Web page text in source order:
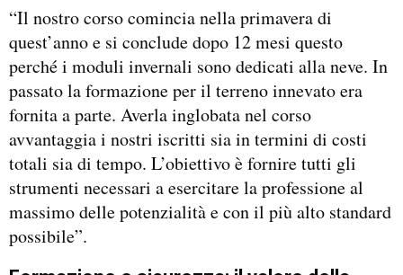
“Il nostro corso comincia nella primavera di
quest’anno e si conclude dopo 12 mesi questo
perché i moduli invernali sono dedicati alla neve. In
passato la formazione per il terreno innevato era
fornita a parte. Averla inglobata nel corso
avvantaggia i nostri iscritti sia in termini di costi
totali sia di tempo. L’obiettivo è fornire tutti gli
strumenti necessari a esercitare la professione al
massimo delle potenzialità e con il più alto standard
possibile”.